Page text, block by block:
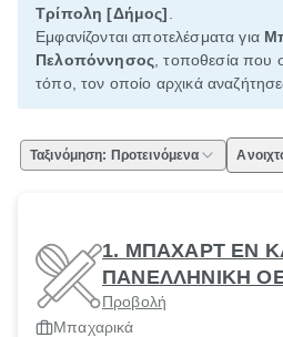
Τρίπολη [Δήμος]
Εμφανίζονται αποτελέσματα για
Πελοπόννησος , τοποθεσία που
τόπο, τον οποίο αρχικά
Ταξινόμηση: Προτεινόμενα
1. ΜΠΑΧΑΡΤ ΕΝ
ΠΑΝΕΛΛΗΝΙΚΗ
Προβολή
Μπαχαρικά